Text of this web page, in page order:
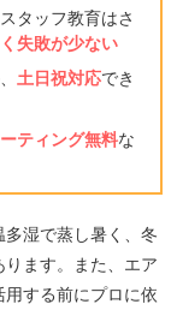
タッフ教育はさ
失敗が少ない
土日祝対応でき
ティング無料な
湿で蒸し暑く、冬
ます。また、エア
する前にプロに依